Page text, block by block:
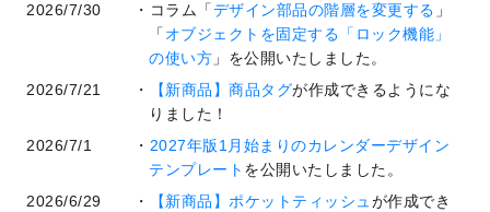
2026/7/30 コラム「デザイン部品の階層を変更する 」
「 オブジェクトを固定する「ロック機能」
の使い方 」を公開いたしました。
2026/7/21
【新商品】商品タグが作成できるようにな
りました！
2026/7/1
2027年版1月始まりのカレンダーデザイン
テンプレート を公開いたしました。
2026/6/29
【新商品】ポケットティッシュが作成でき